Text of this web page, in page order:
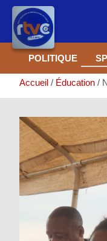
Aller
contenu
POLITIQUE
Accueil Éducation